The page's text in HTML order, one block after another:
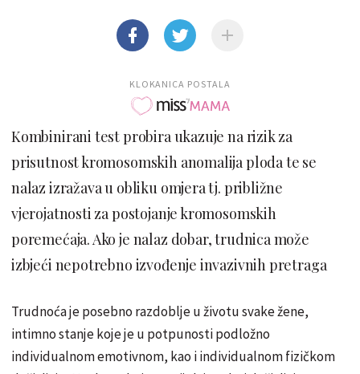
KLOKANICA POSTALA
Kombinirani test probira ukazuje na rizik za
prisutnost kromosomskih anomalija ploda te se
nalaz izražava u obliku omjera tj. približne
vjerojatnosti za postojanje kromosomskih
poremećaja. Ako je nalaz dobar, trudnica može
izbjeći nepotrebno izvođenje invazivnih pretraga
Trudnoća je posebno razdoblje u životu svake žene,
intimno stanje koje je u potpunosti podložno
individualnom emotivnom, kao i individualnom fizičkom